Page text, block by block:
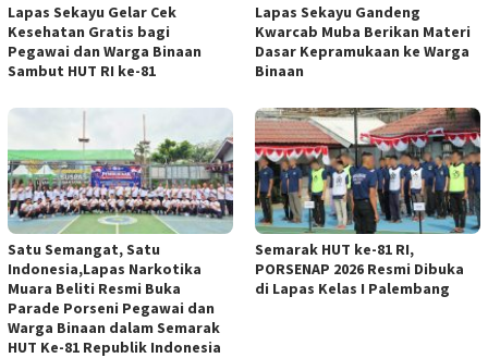
Lapas Sekayu Gelar Cek
Kesehatan Gratis bagi
Pegawai dan Warga Binaan
Sambut HUT RI ke-81
Lapas Sekayu Gandeng
Kwarcab Muba Berikan Materi
Dasar Kepramukaan ke Warga
Binaan
Satu Semangat, Satu
Indonesia,Lapas Narkotika
Muara Beliti Resmi Buka
Parade Porseni Pegawai dan
Warga Binaan dalam Semarak
HUT Ke-81 Republik Indonesia
Semarak HUT ke-81 RI,
PORSENAP 2026 Resmi Dibuka
di Lapas Kelas I Palembang